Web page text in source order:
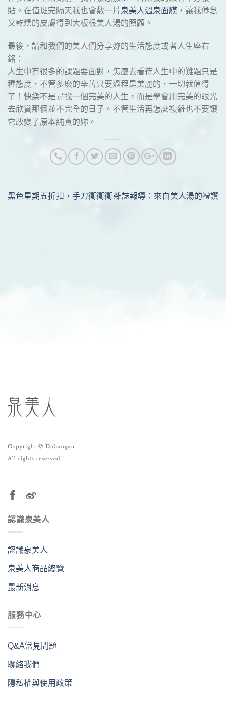
貼。在值班完隔天我也會敷一片 泉美人溫泉面膜 ，讓我倦怠
又乾燥的皮膚得到大板根美人湯的照顧。
最後，請和我們的美人們分享妳的生活態度或者人生座右
銘：
人生中有很多的課題要面對，怎麼去看待人生中的難題只是
種態度，不管多麽的辛苦只要過程是美麗的，一切就值得
了！快樂不是尋找一個完美的人生，而是學會用完美的眼光
去欣賞那個並不完全的日子。不管生活再怎麼複雜也不要讓
它改變了原本純真的妳。
黑色星期五折扣，手刀衝衝衝雜誌報導：來自美人湯的禮讚
認識泉美人
認識泉美人
泉美人商品總覽
最新消息
服務中心
Q&A常見問題
聯絡我們
隱私權與使用政策